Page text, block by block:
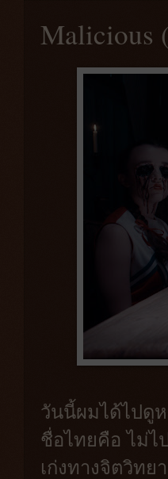
Malicious
วันนี้ผมได้ไปดู
ชื่อไทยคือ ไม่ไ
เก่งทางจิตวิท